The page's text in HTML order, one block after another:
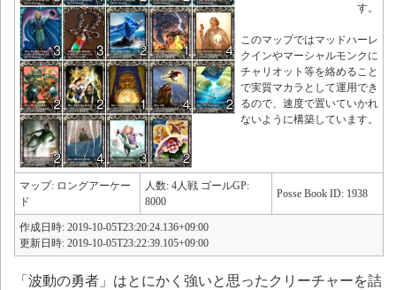
す。
このマップではマッドハーレ
クインやマーシャルモンクに
チャリオット等を絡めること
で実質マカラとして運用でき
るので、速度で置いていかれ
ないように構築しています。
マップ: ロングアーケー
ド
人数: 4人戦 ゴールGP:
8000
Posse Book ID: 1938
作成日時: 2019-10-05T23:20:24.136+09:00
更新日時: 2019-10-05T23:22:39.105+09:00
「波動の勇者」はとにかく強いと思ったクリーチャーを詰